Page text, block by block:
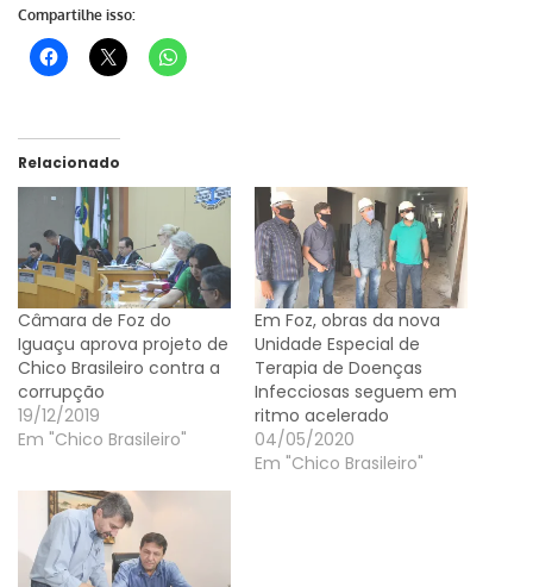
Compartilhe isso:
Relacionado
Câmara de Foz do
Iguaçu aprova projeto de
Chico Brasileiro contra a
corrupção
19/12/2019
Em "Chico Brasileiro"
Em Foz, obras da nova
Unidade Especial de
Terapia de Doenças
Infecciosas seguem em
ritmo acelerado
04/05/2020
Em "Chico Brasileiro"